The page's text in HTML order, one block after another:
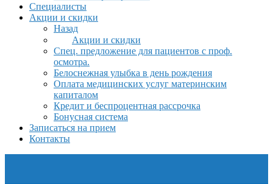
Специалисты
Акции и скидки
Назад
Акции и скидки
Спец. предложение для пациентов с проф.
осмотра.
Белоснежная улыбка в день рождения
Оплата медицинских услуг материнским
капиталом
Кредит и беспроцентная рассрочка
Бонусная система
Записаться на прием
Контакты